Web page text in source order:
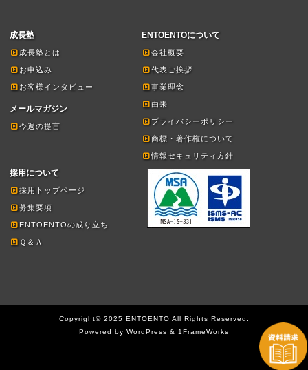
成長塾
成長塾とは
お申込み
お客様インタビュー
メールマガジン
今週の提言
ENTOENTOについて
会社概要
代表ご挨拶
事業理念
由来
プライバシーポリシー
商標・著作権について
情報セキュリティ方針
採用について
採用トップページ
募集要項
ENTOENTOの成り立ち
Ｑ＆Ａ
Copyright© 2025 ENTOENTO All Rights Reserved.
Powered by WordPress & 1FrameWorks